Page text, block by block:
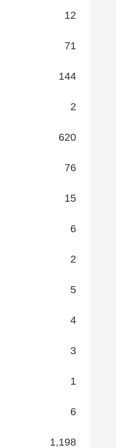
12
71
144
2
620
76
15
6
2
5
4
3
1
6
1,198